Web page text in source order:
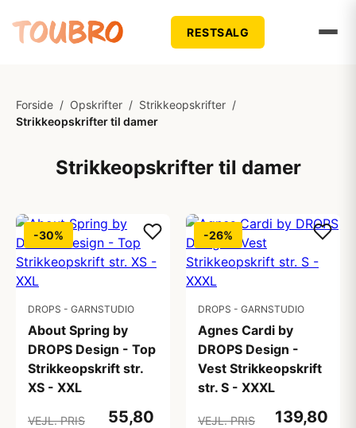
RESTSALG
Forside / Opskrifter / Strikkeopskrifter /
Strikkeopskrifter til damer
Strikkeopskrifter til damer
-30%
DROPS - GARNSTUDIO
About Spring by
DROPS Design - Top
Strikkeopskrift str.
XS - XXL
VEJL. PRIS
55,80
-26%
DROPS - GARNSTUDIO
Agnes Cardi by
DROPS Design -
Vest Strikkeopskrift
str. S - XXXL
VEJL. PRIS
139,80